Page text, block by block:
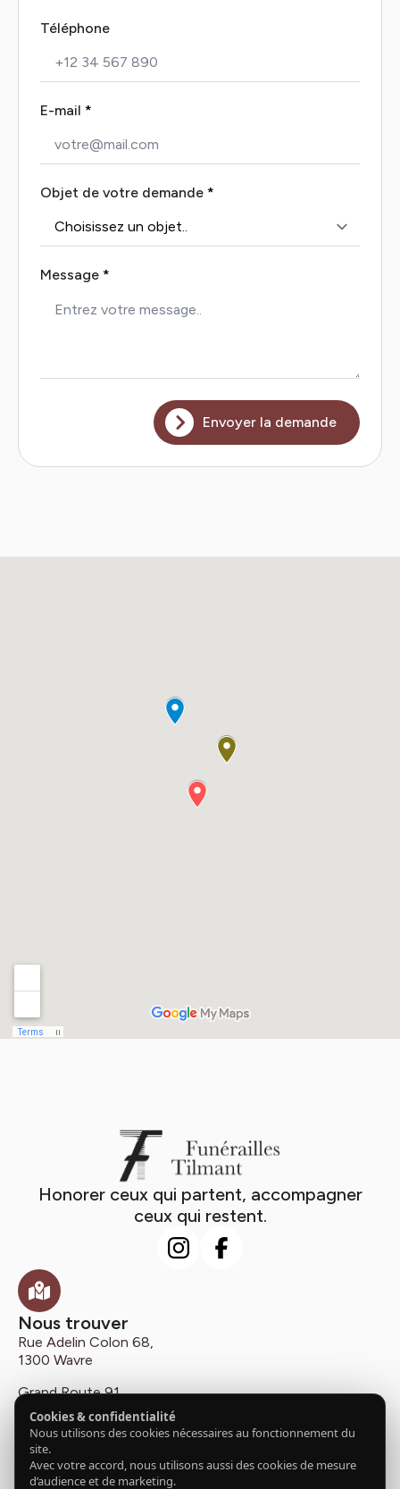
Téléphone
E-mail *
Objet de votre demande *
Message *
Envoyer la demande
Honorer ceux qui partent, accompagner
ceux qui restent.
Nous trouver
Rue Adelin Colon 68,
1300 Wavre
Grand Route 91,
1435 Mont-Saint-Guibert
Chaussée de Huy 232,
1325 Chaumont Gistoux
Cookies & confidentialité
Nous utilisons des cookies nécessaires au fonctionnement du
site.
Avec votre accord, nous utilisons aussi des cookies de mesure
d’audience et de marketing.